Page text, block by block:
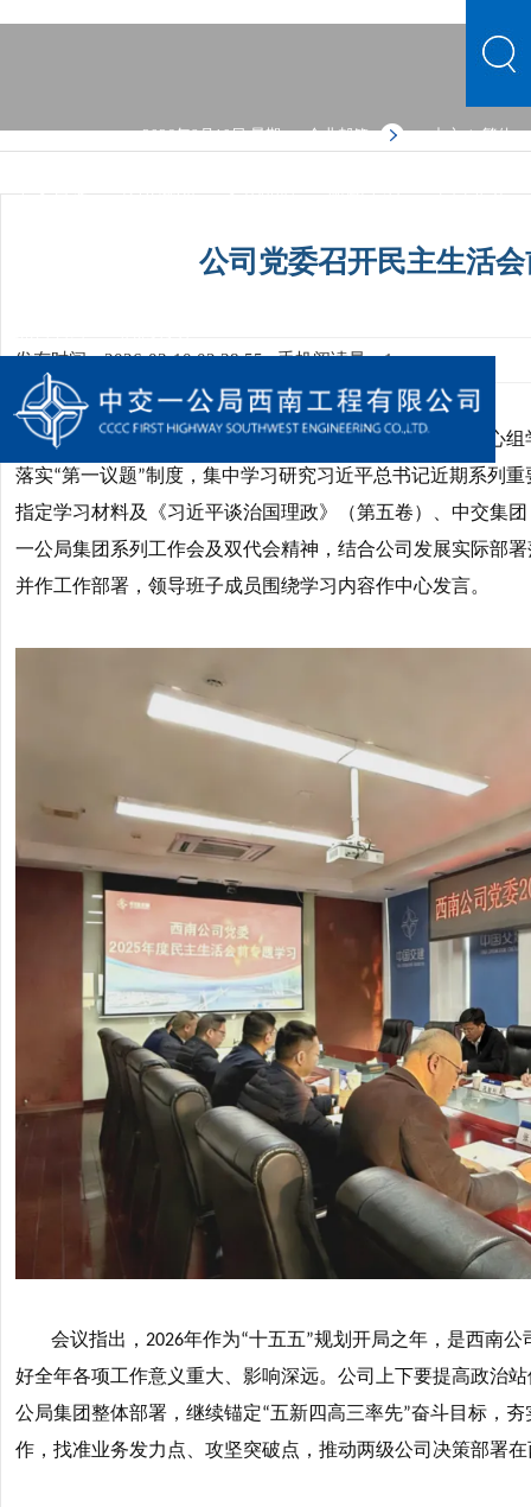
2026年8月10日 星期一企业邮箱 中文 | 繁体
中文首页 公司概况 文化品牌 新闻中心 主营业务
公司党委召开民主生活
发布时间：2026-03-10 02:38:55手机阅读量：1
2月 日，西南公司党委开展 2026 年第一次党委理论中心组
落实“第一议题”制度，集中学习研究习近平总书记近期系列
指定学习材料及《习近平谈治国理政》（第五卷）、中交集
一公局集团系列工作会及双代会精神，结合公司发展实际部
并作工作部署，领导班子成员围绕学习内容作中心发言。
会议指出， 2026年作为“十五五”规划开局之年，是西南公
好全年各项工作意义重大、影响深远。公司上下要提高政治
公局集团整体部署，继续锚定“五新四高三率先”奋斗目标，夯
作，找准业务发力点、攻坚突破点，推动两级公司决策部署